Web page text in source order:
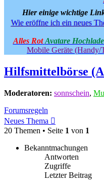
Hier einige wichtige
Wie eröffne ich ein neues
Alles Rot Avatare
Mobile Geräte (Handy/
Hilfsmittelbörse
Moderatoren: sonnschein,
Forumsregeln
Neues Thema
20 Themen • Seite 1 von 1
Bekanntmachungen
Antworten
Zugriffe
Letzter Beitrag